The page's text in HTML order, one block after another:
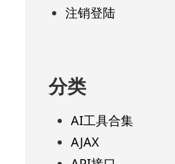
注销登陆
分类
AI工具合集
AJAX